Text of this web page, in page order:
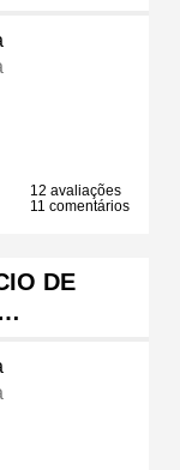
12 avaliações
11 comentários
DE